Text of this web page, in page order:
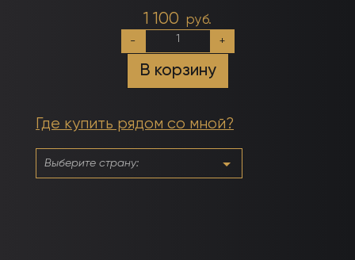
1 100 руб.
Количество
50мл
гель
розовый
(нейтральный)
- +
В корзину
Где купить рядом со мной?